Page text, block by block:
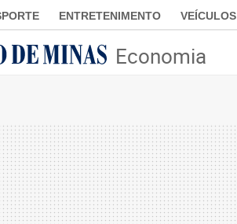
ENTRETENIMENTO VEÍCULOS
Economia